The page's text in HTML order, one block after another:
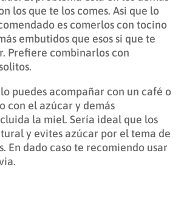
los que te los comes. Asi que lo
es comerlos con tocino
embutidos que esos si que te
Prefiere combinarlos con
puedes acompañar con un café o
con el azúcar y demás
la miel. Sería ideal que los
y evites azúcar por el tema de
En dado caso te recomiendo usar